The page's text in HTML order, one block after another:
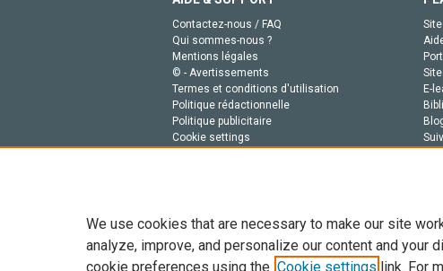
Contactez-nous / FAQ
Qui sommes-nous ?
Mentions légales
© - Avertissements
Termes et conditions d'utilisation
Politique rédactionnelle
Politique publicitaire
Cookie settings
E-
Tout le contenu de ce site: Copyright © 2026 Elsevier,
We use cookies that are necessary to make our site
analyze, improve, and personalize our content and your
cookie preferences using the Cookie settings link. For